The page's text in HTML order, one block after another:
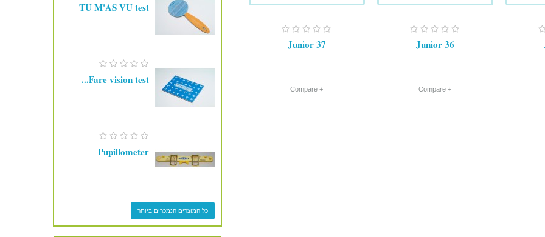
Junior 36
+ Compare
Junior 37
+ Compare
TU M'AS VU test
Fare vision test...
Pupillometer
כל המוצרים הנמכרים ביותר